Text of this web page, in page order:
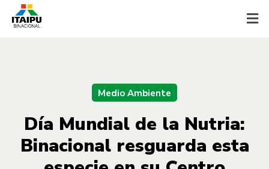
Medio Ambiente
Día Mundial de la Nutria:
Binacional resguarda esta